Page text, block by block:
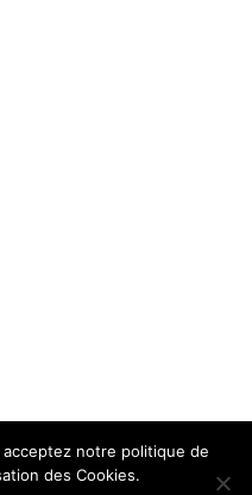
notre politique de
des Cookies.